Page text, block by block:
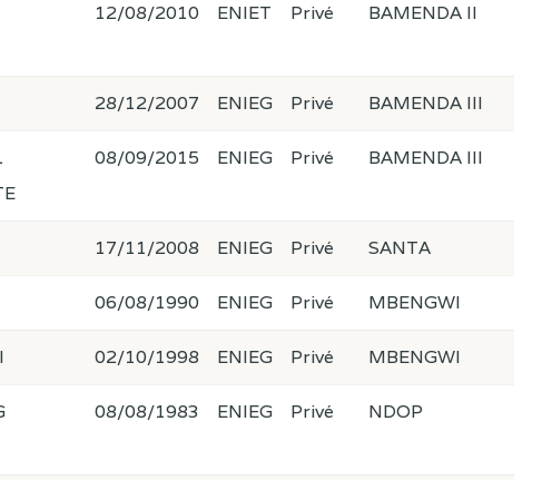
12/08/2010 ENIET Privé BAMENDA II
28/12/2007 ENIEG Privé BAMENDA III
08/09/2015 ENIEG Privé BAMENDA III
17/11/2008 ENIEG Privé SANTA
06/08/1990 ENIEG Privé MBENGWI
02/10/1998 ENIEG Privé MBENGWI
08/08/1983 ENIEG Privé NDOP